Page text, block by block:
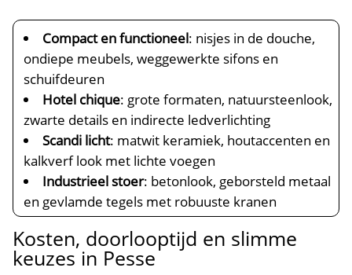
Compact en functioneel: nisjes in de douche,
ondiepe meubels, weggewerkte sifons en
schuifdeuren
Hotel chique: grote formaten, natuursteenlook,
zwarte details en indirecte ledverlichting
Scandi licht: matwit keramiek, houtaccenten en
kalkverf look met lichte voegen
Industrieel stoer: betonlook, geborsteld metaal
en gevlamde tegels met robuuste kranen
Kosten, doorlooptijd en slimme
keuzes in Pesse